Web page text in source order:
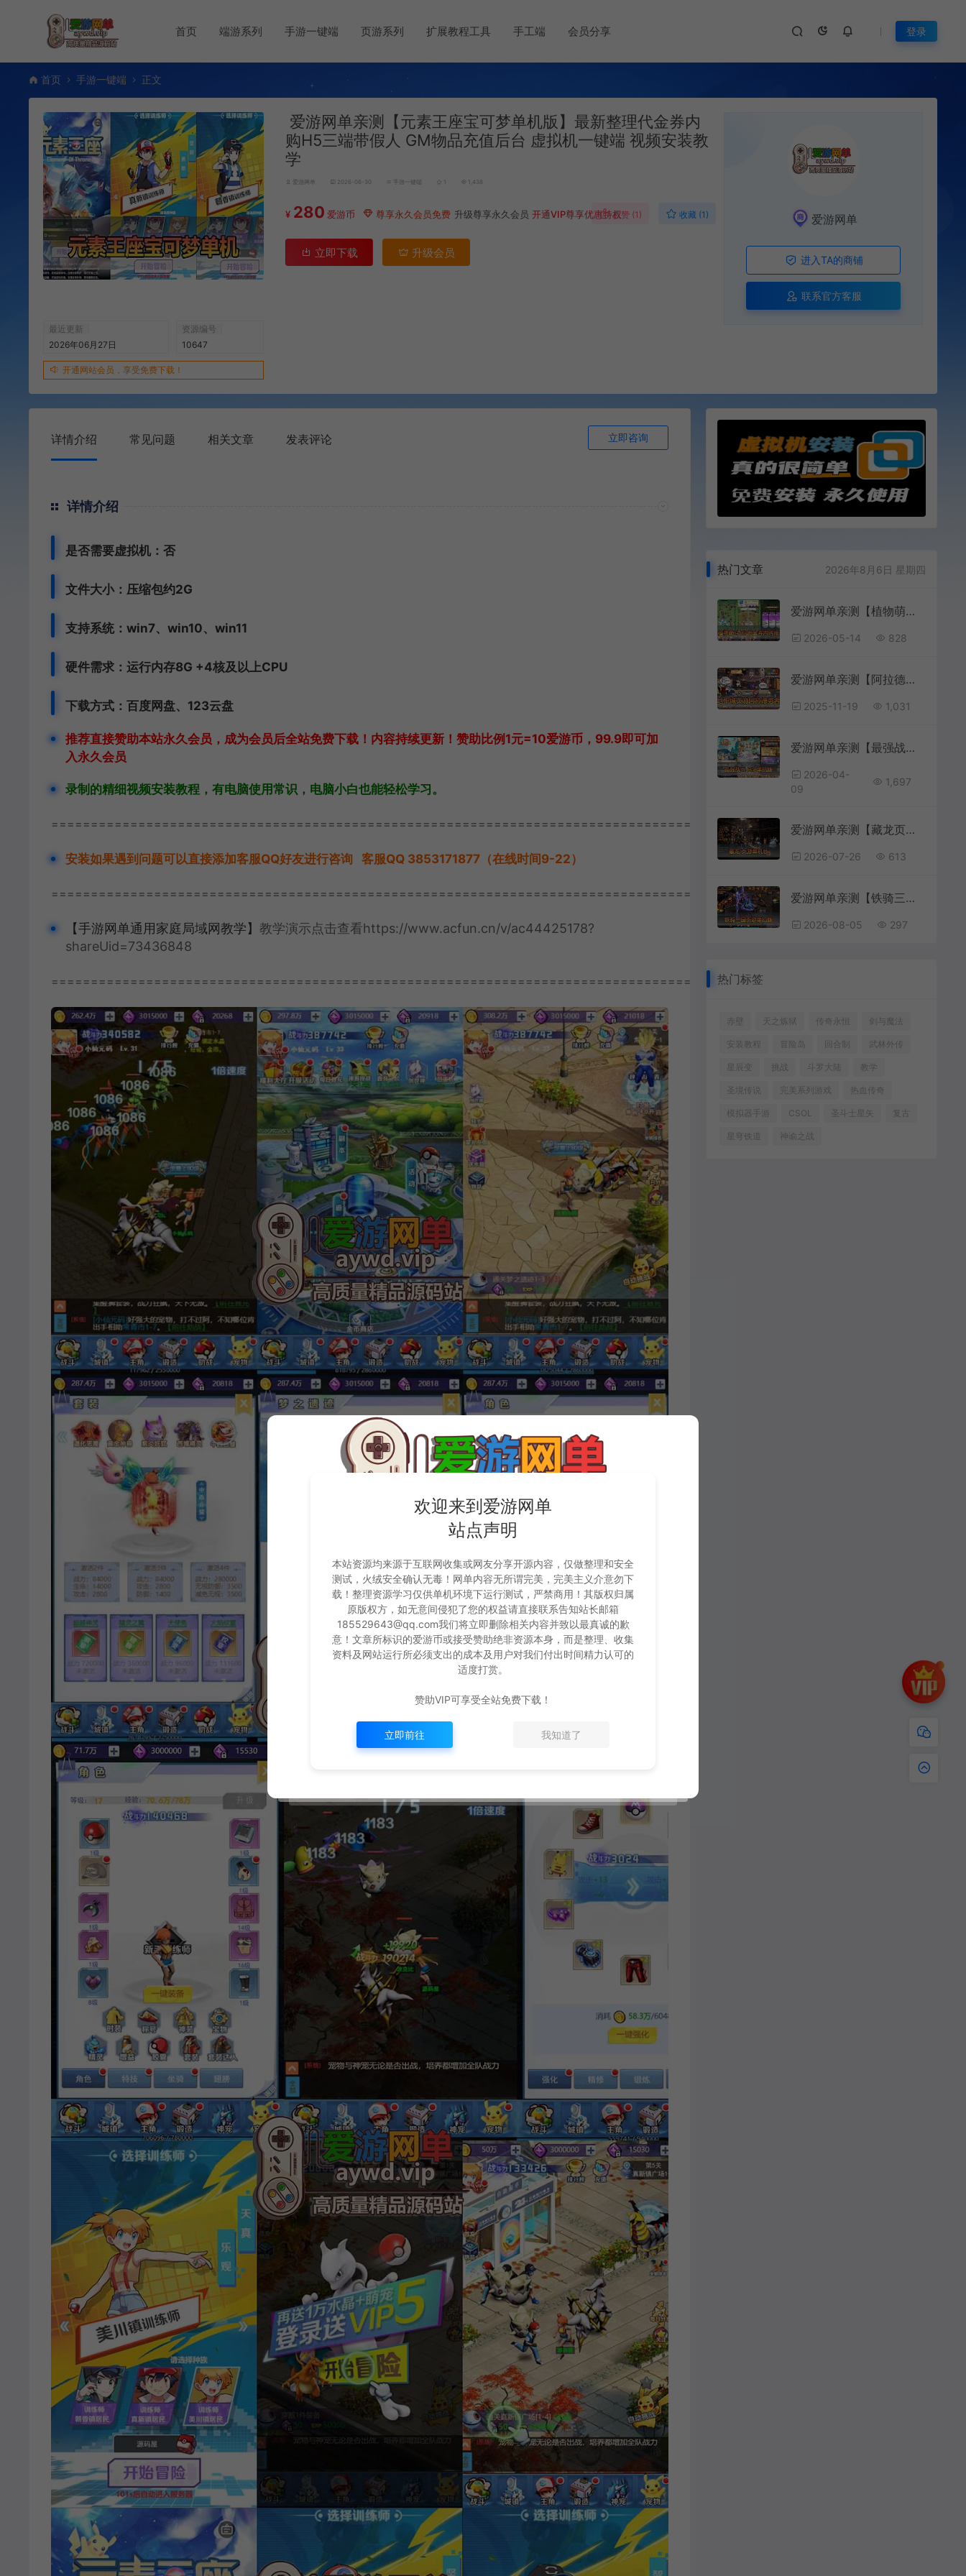
首页 端游系列 手游一键端 页游系列 扩展教程工具 手工端 会员分享 登录
首页 手游一键端 正文
最近更新
2026年06月27日
资源编号
10647
开通网站会员，享受免费下载！
爱游网单亲测【元素王座宝可梦单机版】最新整理代金券内
购H5三端带假人 GM物品充值后台 虚拟机一键端 视频安装教
学
爱游网单 2026-06-30 手游一键端 1 1,438
¥ 280 爱游币 尊享永久会员免费 升级尊享永久会员 开通VIP尊享优惠特权点赞 (1 ) 收藏 (1)
立即下载 升级会员
爱游网单
进入TA的商铺
联系官方客服
详情介绍 常见问题 相关文章 发表评论 立即咨询
详情介绍
是否需要虚拟机：否
文件大小：压缩包约2G
支持系统：win7、win10、win11
硬件需求：运行内存8G +4核及以上CPU
下载方式： 百度网盘、 123云盘
推荐直接赞助本站永久会员，成为会员后全站免费下载！内容持续更新！赞助比例1元=10爱游币，99.9即可加
入永久会员
录制的精细视频安装教程，有电脑使用常识，电脑小白也能轻松学习。
===========================================================================================
安装如果遇到问题可以直接添加客服QQ好友进行咨询 客服QQ 3853171877（在线时间9-22）
===========================================================================================
【手游网单通用家庭局域网教学】 教学演示点击查看https://www.acfun.cn/v/ac44425178?
shareUid=73436848
===========================================================================================
热门文章 2026年8月6日 星期四
爱游网单亲测【植物萌斗H5单机版】最新整理塔防类 代金券内购版 GM物品后台 虚拟机一键端视频教学 支持自配家庭局域网
2026-05-14 828
爱游网单亲测【阿拉德勇者】H5网页小游戏地下城页游免广告解锁一键启动可手机局域网视频教学
2025-11-19 1,031
爱游网单亲测【最强战兵H5单机版】最新整理卡牌回合手游代金券内购版 GM物品充值后台 虚拟机一键端 视频安装教学 支持自配家庭局域网手机连接
2026-04-
09
1,697
爱游网单亲测【藏龙页游单机版】最新整理怀旧页游免flash 带GM充值物品GM工具 解压一键启动 视频安装教学
2026-07-26 613
爱游网单亲测【铁骑三国单机版】最新整理页游单机一键端Win系单机服务端PC客户端 GM后台 通用视频教学+手工端文本教学
2026-08-05 297
热门标签
赤壁 天之炼狱 传奇永恒 剑与魔法
安装教程 冒险岛 回合制 武林外传
星辰变 挑战 斗罗大陆 教学
圣境传说 完美系列游戏 热血传奇
模拟器手游 CSOL 圣斗士星矢 复古
星穹铁道 神谕之战
欢迎来到爱游网单
站点声明
本站资源均来源于互联网收集或网友分享开源内容，仅做整理和安全
测试，火绒安全确认无毒！网单内容无所谓完美，完美主义介意勿下
载！整理资源学习仅供单机环境下运行测试，严禁商用！其版权归属
原版权方，如无意间侵犯了您的权益请直接联系告知站长邮箱
185529643@qq.com我们将立即删除相关内容并致以最真诚的歉
意！文章所标识的爱游币或接受赞助绝非资源本身，而是整理、收集
资料及网站运行所必须支出的成本及用户对我们付出时间精力认可的
适度打赏。
赞助VIP可享受全站免费下载！
立即前往 我知道了